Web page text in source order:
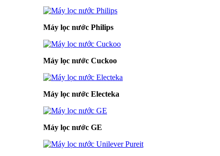
Máy lọc nước Philips
Máy lọc nước Cuckoo
Máy lọc nước Electeka
Máy lọc nước GE